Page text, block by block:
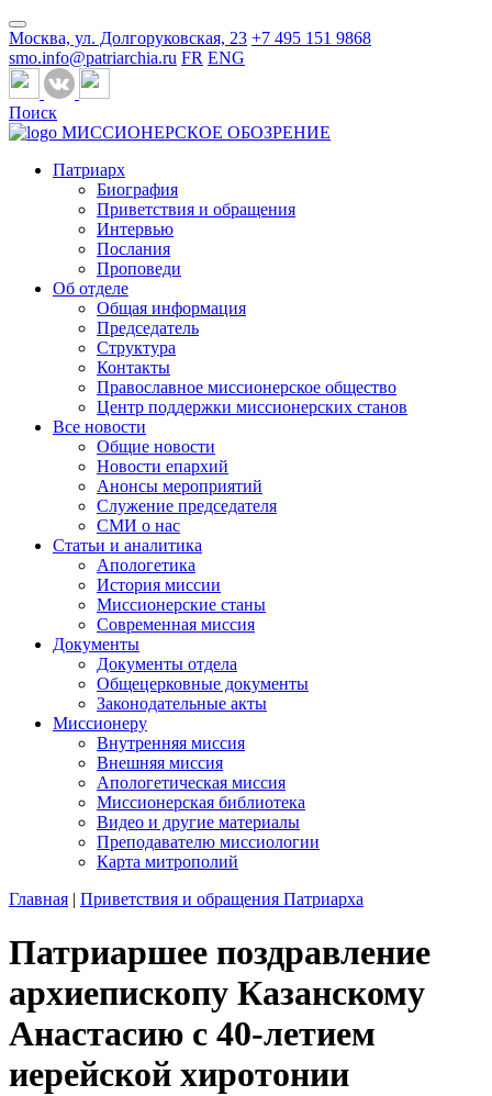
Москва, ул. Долгоруковская, 23 +7 495 151 9868
smo.info@patriarchia.ru FR ENG
Поиск
МИССИОНЕРСКОЕ ОБОЗРЕНИЕ
Патриарх
Биография
Приветствия и обращения
Интервью
Послания
Проповеди
Об отделе
Общая информация
Председатель
Структура
Контакты
Православное миссионерское общество
Центр поддержки миссионерских станов
Все новости
Общие новости
Новости епархий
Анонсы мероприятий
Служение председателя
СМИ о нас
Статьи и аналитика
Апологетика
История миссии
Миссионерские станы
Современная миссия
Документы
Документы отдела
Общецерковные документы
Законодательные акты
Миссионеру
Внутренняя миссия
Внешняя миссия
Апологетическая миссия
Миссионерская библиотека
Видео и другие материалы
Преподавателю миссиологии
Карта митрополий
Главная | Приветствия и обращения Патриарха
Патриаршее поздравление
архиепископу Казанскому
Анастасию с 40-летием
иерейской хиротонии